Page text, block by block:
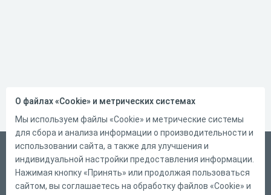
Русский
Справка
Форма обратной связи
О файлах «Cookie» и метрических системах
Мы используем файлы «Cookie» и метрические системы
для сбора и анализа информации о производительности и
использовании сайта, а также для улучшения и
индивидуальной настройки предоставления информации.
Нажимая кнопку «Принять» или продолжая пользоваться
сайтом, вы соглашаетесь на обработку файлов «Cookie» и